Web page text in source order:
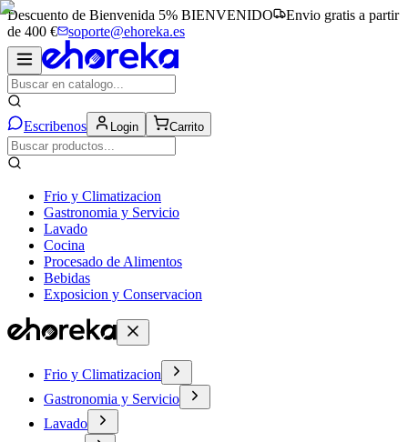
Descuento de Bienvenida 5% BIENVENIDO
Envio gratis a partir
de 400 €
soporte@ehoreka.es
Escribenos Login Carrito
Frio y Climatizacion
Gastronomia y Servicio
Lavado
Cocina
Procesado de Alimentos
Bebidas
Exposicion y Conservacion
Frio y Climatizacion
Gastronomia y Servicio
Lavado